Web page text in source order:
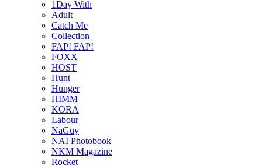
1Day With
Adult
Catch Me
Collection
FAP! FAP!
FOXX
HOST
Hunt
Hunger
HIMM
KORA
Labour
NaGuy
NAI Photobook
NKM Magazine
Rocket